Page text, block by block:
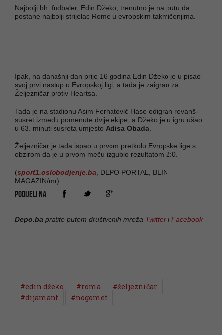
Najbolji bh. fudbaler, Edin Džeko, trenutno je na putu da
postane najbolji strijelac Rome u evropskim takmičenjima.
Ipak, na današnji dan prije 16 godina Edin Džeko je u pisao
svoj prvi nastup u Evropskoj ligi, a tada je zaigrao za
Željezničar protiv Heartsa.
Tada je na stadionu Asim Ferhatović Hase odigran revanš-
susret između pomenute dvije ekipe, a Džeko je u igru ušao
u 63. minuti susreta umjesto Adisa Obada
Željezničar je tada ispao u prvom pretkolu Evropske lige s
obzirom da je u prvom meču izgubio rezultatom 2:0.
(sport1.oslobodjenje.ba , DEPO PORTAL, BLIN
MAGAZIN/mr)
PODIJELI NA
Depo.ba pratite putem društvenih mreža Twitter iFacebook
#edin džeko #roma
#željezničar
#dijamant
#nogomet